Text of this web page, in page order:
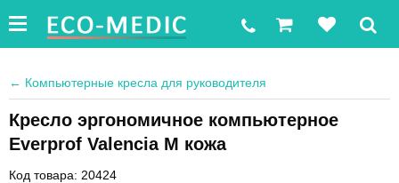
← Компьютерные кресла для руководителя
Кресло эргономичное компьютерное
Everprof Valencia M кожа
Код товара: 20424